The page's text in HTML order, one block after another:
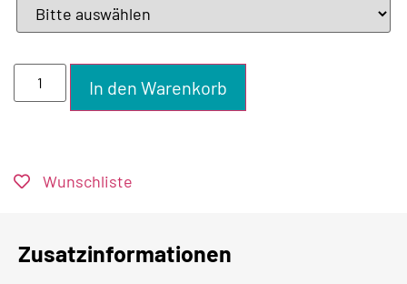
In den Warenkorb
Wunschliste
Zusatzinformationen